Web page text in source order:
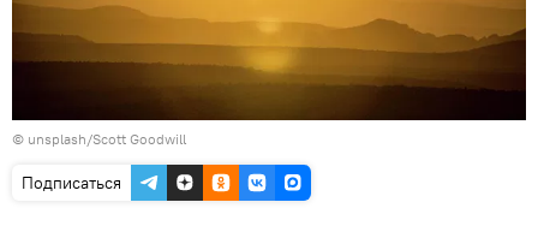
© unsplash/Scott Goodwill
Подписаться